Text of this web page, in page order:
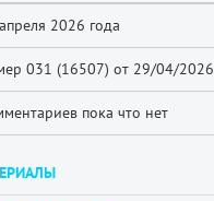
2026 года
031 (16507) от 29/04/2026
пока что нет